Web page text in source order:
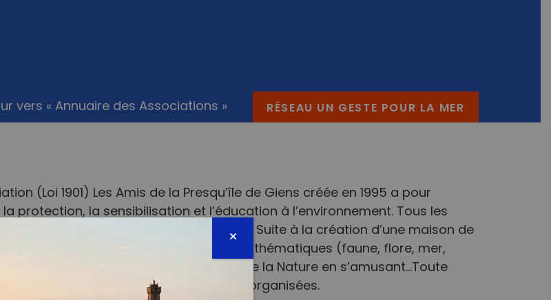
vers « Annuaire des Associations » RÉSEAU UN GESTE POUR LA MER
(Loi 1901) Les Amis de la Presqu’île de Giens créée en 1995 a pour
protection, la sensibilisation et l’éducation à l’environnement. Tous les
(adultes, enfants, scolaires…) sont ciblés. Suite à la création d’une maison de
depuis 2016 à Hyères, des salles thématiques (faune, flore, mer,
potager…)vous permettent d’apprendre la Nature en s’amusant…Toute
des conférences et des excusions sont organisées.